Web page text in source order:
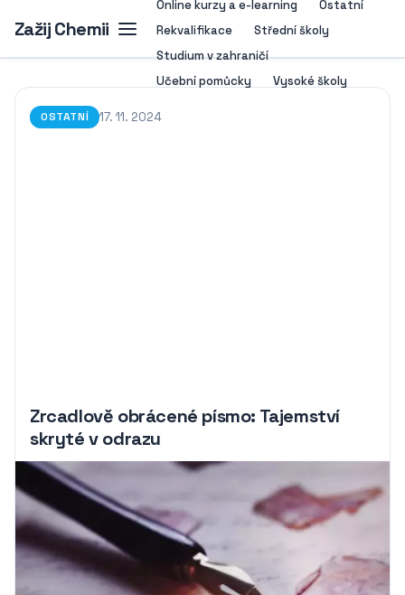
Zažij Chemii
Online kurzy a e-learning
Ostatní
Rekvalifikace
Střední školy
Studium v zahraničí
Učební pomůcky
Vysoké školy
OSTATNÍ 17. 11. 2024
Zrcadlově obrácené písmo: Tajemství
skryté v odrazu